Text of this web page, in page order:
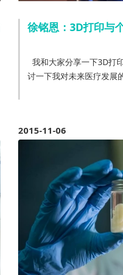
徐铭恩：3D打印与
讨一下我对未来医疗发展
2015-11-06